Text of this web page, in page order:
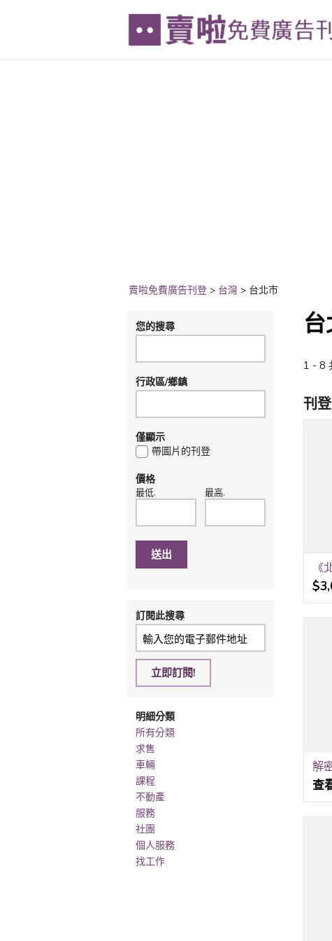
賣啦免費廣告刊登 > 台灣 > 台北市
您的搜尋
行政區/鄉鎮
僅顯示
帶圖片的刊登
價格
最低. 最高.
送出
訂閱此搜尋
立即訂閱!
明細分類
所有分類
求售
車輛
課程
不動產
服務
社團
個人服務
找工作
1 - 8
刊登
查